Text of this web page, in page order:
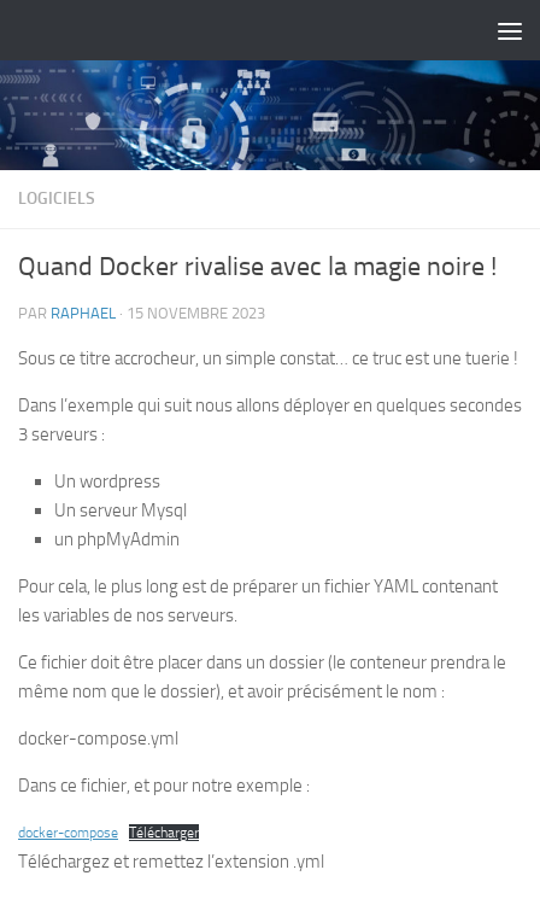
LOGICIELS
Quand Docker rivalise avec la magie noire !
PAR RAPHAEL · 15 NOVEMBRE 2023
Sous ce titre accrocheur, un simple constat… ce truc est une tuerie !
Dans l’exemple qui suit nous allons déployer en quelques secondes
3 serveurs :
Un wordpress
Un serveur Mysql
un phpMyAdmin
Pour cela, le plus long est de préparer un fichier YAML contenant
les variables de nos serveurs.
Ce fichier doit être placer dans un dossier (le conteneur prendra le
même nom que le dossier), et avoir précisément le nom :
docker-compose.yml
Dans ce fichier, et pour notre exemple :
docker-compose Télécharger
Téléchargez et remettez l’extension .yml